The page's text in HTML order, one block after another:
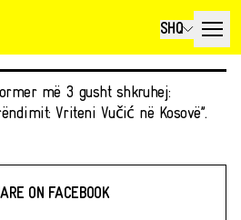
SHQ
më 3 gusht shkruhej:
Vriteni Vučić në Kosovë”.
ON FACEBOOK